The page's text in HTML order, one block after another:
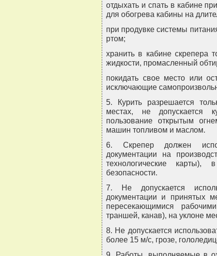
отдыхать и спать в кабине
для обогрева кабины на
при продувке системы
ртом;
хранить в кабине скрепера
жидкости, промасленный
покидать свое место или
исключающие
5. Курить разрешается
местах, не допускается
пользование открытым
машин топливом и маслом.
6. Скрепер должен
документации на
технологические
безопасности.
7. Не допускается
документации и принятых
пересекающимися
траншей, канав), на уклоне
8. Не допускается
более 15 м/с, грозе,